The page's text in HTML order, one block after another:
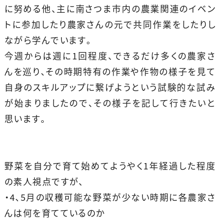
に努める他、主に南さつま市内の農業関連のイベン
トに参加したり農家さんの元で共同作業をしたりし
ながら学んでいます。
今週からは週に1回程度、できるだけ多くの農家さ
んを巡り、その時期特有の作業や作物の様子を見て
自身のスキルアップに繋げようという試験的な試み
が始まりましたので、その様子を記して行きたいと
思います。
野菜を自分で育て始めてようやく1年経過した程度
の素人視点ですが、
・4、5月の収穫可能な野菜が少ない時期に各農家さ
んは何を育てているのか